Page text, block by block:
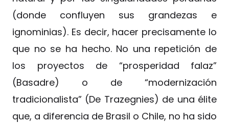
(donde confluyen sus grandezas e
ignominias). Es decir, hacer precisamente lo
que no se ha hecho. No una repetición de
los proyectos de “prosperidad falaz”
(Basadre) o de “modernización
tradicionalista” (De Trazegnies) de una élite
que, a diferencia de Brasil o Chile, no ha sido